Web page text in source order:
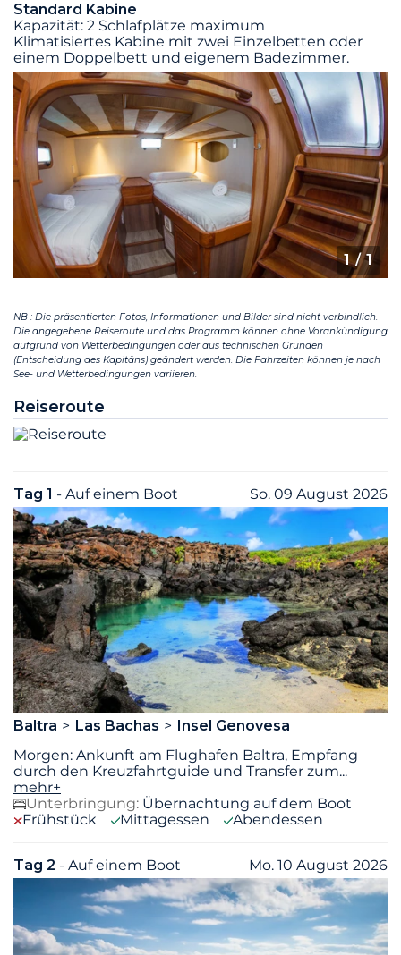
Standard Kabine
Kapazität: 2 Schlafplätze maximum
Klimatisiertes Kabine mit zwei Einzelbetten oder
einem Doppelbett und eigenem Badezimmer.
1/ 1
NB : Die präsentierten Fotos, Informationen und Bilder sind nicht verbindlich.
Die angegebene Reiseroute und das Programm können ohne Vorankündigung
aufgrund von Wetterbedingungen oder aus technischen Gründen
(Entscheidung des Kapitäns) geändert werden. Die Fahrzeiten können je nach
See- und Wetterbedingungen variieren.
Reiseroute
Tag 1 - Auf einem Boot So. 09 August 2026
Baltra Las Bachas
Insel Genovesa
Morgen: Ankunft am Flughafen Baltra, Empfang
durch den Kreuzfahrtguide und Transfer zum...
mehr+
Unterbringung: Übernachtung auf dem Boot
Frühstück
Mittagessen Abendessen
Tag 2 - Auf einem Boot Mo. 10 August 2026